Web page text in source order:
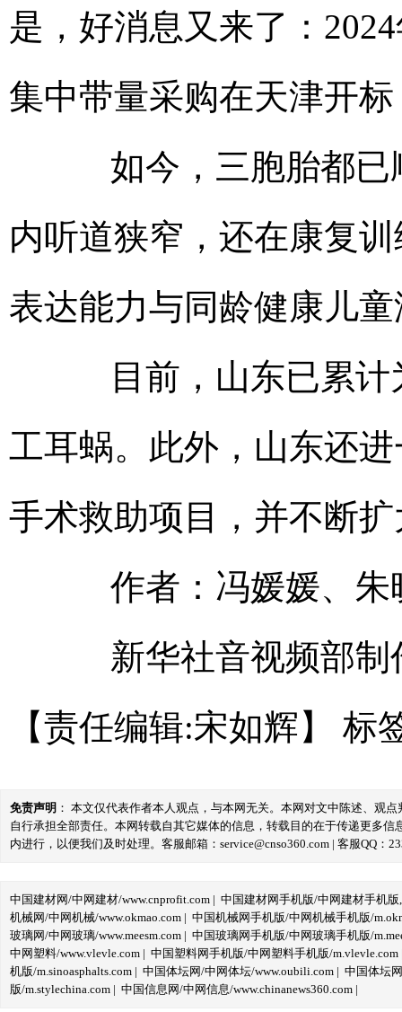
是，好消息又来了：
集中带量采购在天津开
如今，三胞胎都已
内听道狭窄，还在康复
表达能力与同龄健康儿
目前，山东已累计
工耳蜗。此外，山东还
手术救助项目，并不断
作者：冯媛媛、朱
新华社音视频部制
【责任编辑:宋如辉】 标
免责声明 ： 本文仅代表作者本人观点，与本网无关。本网对文中陈述、观
自行承担全部责任。本网转载自其它媒体的信息，转载目的在于传递更多
内进行，以便我们及时处理。客服邮箱：service@cnso360.com | 客服QQ：
中国建材网/中网建材/www.cnprofit.com | 中国建材网手机版/中网建材手机版
机械网/中网机械/www.okmao.com | 中国机械网手机版/中网机械手机版/
玻璃网/中网玻璃/www.meesm.com | 中国玻璃网手机版/中网玻璃手机版/
中网塑料/www.vlevle.com | 中国塑料网手机版/中网塑料手机版/m.vlevle.com
机版/m.sinoasphalts.com | 中国体坛网/中网体坛/www.oubili.com | 中国体坛
版/m.stylechina.com | 中国信息网/中网信息/www.chinanews360.com |